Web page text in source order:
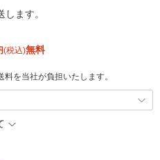
ます。
(税込)無料
を当社が負担いたします。